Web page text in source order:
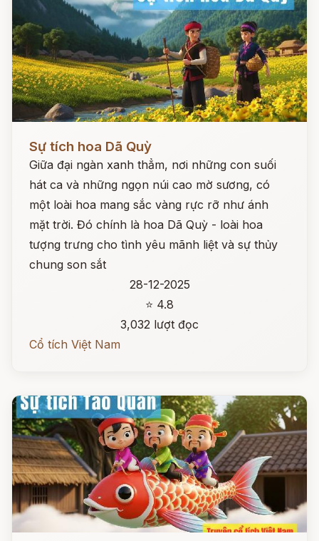
Sự tích hoa Dã Quỳ
Giữa đại ngàn xanh thẳm, nơi những con suối
hát ca và những ngọn núi cao mờ sương, có
một loài hoa mang sắc vàng rực rỡ như ánh
mặt trời. Đó chính là hoa Dã Quỳ - loài hoa
tượng trưng cho tình yêu mãnh liệt và sự thủy
chung son sắt
28-12-2025
⭐ 4.8
3,032 lượt đọc
Cổ tích Việt Nam